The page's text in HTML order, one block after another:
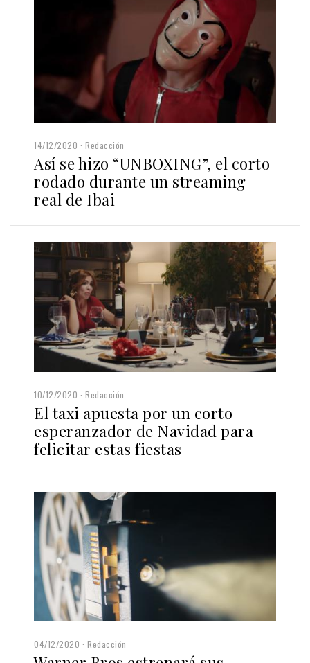
14/12/2020 Redacción
Así se hizo “UNBOXING”, el corto
rodado durante un streaming
real de Ibai
10/12/2020 Redacción
El taxi apuesta por un corto
esperanzador de Navidad para
felicitar estas fiestas
04/12/2020 Redacción